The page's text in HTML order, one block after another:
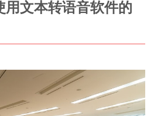
文本转语音软件的